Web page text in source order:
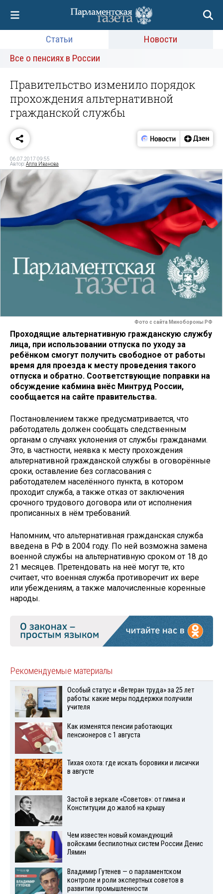
Статьи
Новости
Все о пенсиях в России
Правительство изменило порядок
прохождения альтернативной
гражданской службы
06.07.2017 09:55
Автор:Алла Иванова
Фото с сайта Минобороны РФ
Проходящие альтернативную гражданскую службу
лица, при использовании отпуска по уходу за
ребёнком смогут получить свободное от работы
время для проезда к месту проведения такого
отпуска и обратно. Соответствующие поправки на
обсуждение кабмина внёс Минтруд России,
сообщается на сайте правительства.
Постановлением также предусматривается, что
работодатель должен сообщать следственным
органам о случаях уклонения от службы гражданами.
Это, в частности, неявка к месту прохождения
альтернативной гражданской службы в оговорённые
сроки, оставление без согласования с
работодателем населённого пункта, в котором
проходит служба, а также отказ от заключения
срочного трудового договора или от исполнения
прописанных в нём требований.
Напомним, что альтернативная гражданская служба
введена в РФ в 2004 году. По ней возможна замена
военной службы на альтернативную сроком от 18 до
21 месяцев. Претендовать на неё могут те, кто
считает, что военная служба противоречит их вере
или убеждениям, а также малочисленные коренные
народы.
Рекомендуемые материалы
Особый статус и «Ветеран труда» за 25 лет
работы: какие меры поддержки получили
учителя
Как изменятся пенсии работающих
пенсионеров с 1 августа
Тихая охота: где искать боровики и лисички
в августе
Застой в зеркале «Советов»: от гимна и
Конституции до жалоб на крышу
Чем известен новый командующий
войсками беспилотных систем России Денис
Лямин
Владимир Гутенев — о парламентском
контроле и роли экспертных советов в
развитии промышленности